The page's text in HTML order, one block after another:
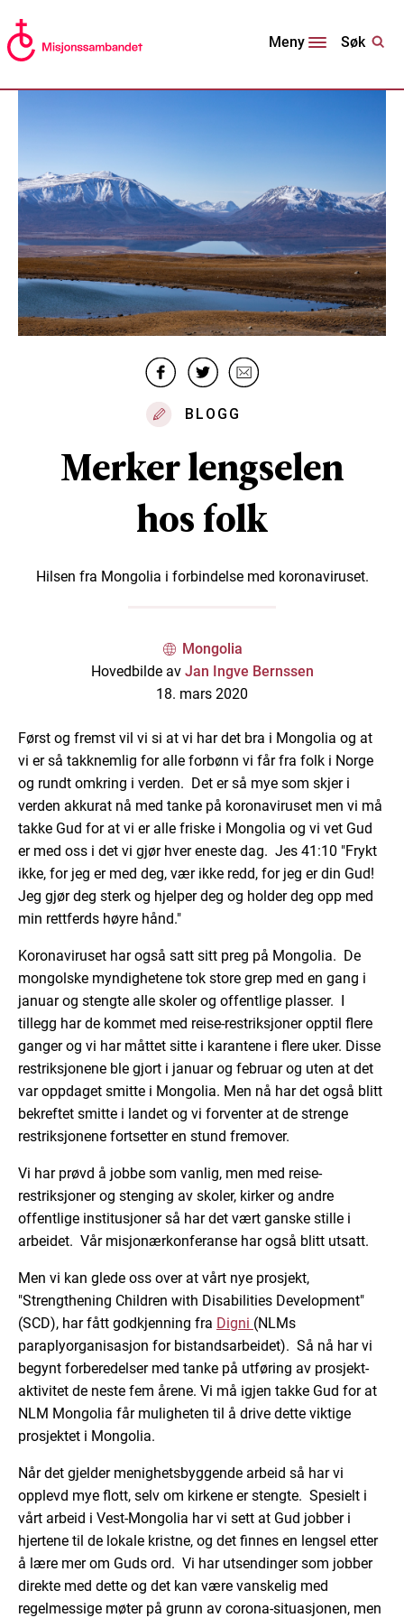
Meny Søk
BLOGG
Merker lengselen
hos folk
Hilsen fra Mongolia i forbindelse med koronaviruset.
Mongolia
Hovedbilde av Jan Ingve Bernssen
18. mars 2020
Først og fremst vil vi si at vi har det bra i Mongolia og at
vi er så takknemlig for alle forbønn vi får fra folk i Norge
og rundt omkring i verden. Det er så mye som skjer i
verden akkurat nå med tanke på koronaviruset men vi må
takke Gud for at vi er alle friske i Mongolia og vi vet Gud
er med oss i det vi gjør hver eneste dag. Jes 41:10 "Frykt
ikke, for jeg er med deg, vær ikke redd, for jeg er din Gud!
Jeg gjør deg sterk og hjelper deg og holder deg opp med
min rettferds høyre hånd."
Koronaviruset har også satt sitt preg på Mongolia. De
mongolske myndighetene tok store grep med en gang i
januar og stengte alle skoler og offentlige plasser. I
tillegg har de kommet med reise-restriksjoner opptil flere
ganger og vi har måttet sitte i karantene i flere uker. Disse
restriksjonene ble gjort i januar og februar og uten at det
var oppdaget smitte i Mongolia. Men nå har det også blitt
bekreftet smitte i landet og vi forventer at de strenge
restriksjonene fortsetter en stund fremover.
Vi har prøvd å jobbe som vanlig, men med reise-
restriksjoner og stenging av skoler, kirker og andre
offentlige institusjoner så har det vært ganske stille i
arbeidet. Vår misjonærkonferanse har også blitt utsatt.
Men vi kan glede oss over at vårt nye prosjekt,
"Strengthening Children with Disabilities Development"
(SCD), har fått godkjenning fra Digni (NLMs
paraplyorganisasjon for bistandsarbeidet). Så nå har vi
begynt forberedelser med tanke på utføring av prosjekt-
aktivitet de neste fem årene. Vi må igjen takke Gud for at
NLM Mongolia får muligheten til å drive dette viktige
prosjektet i Mongolia.
Når det gjelder menighetsbyggende arbeid så har vi
opplevd mye flott, selv om kirkene er stengte. Spesielt i
vårt arbeid i Vest-Mongolia har vi sett at Gud jobber i
hjertene til de lokale kristne, og det finnes en lengsel etter
å lære mer om Guds ord. Vi har utsendinger som jobber
direkte med dette og det kan være vanskelig med
regelmessige møter på grunn av corona-situasjonen, men